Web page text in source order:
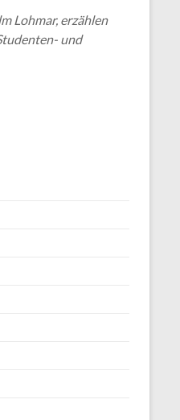
Lohmar, erzählen
und